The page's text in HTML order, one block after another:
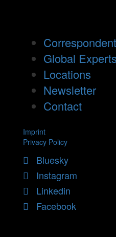
Global Experts
Locations
Newsletter
Contact
Imprint
Privacy Policy
Bluesky
Instagram
Linkedin
Facebook